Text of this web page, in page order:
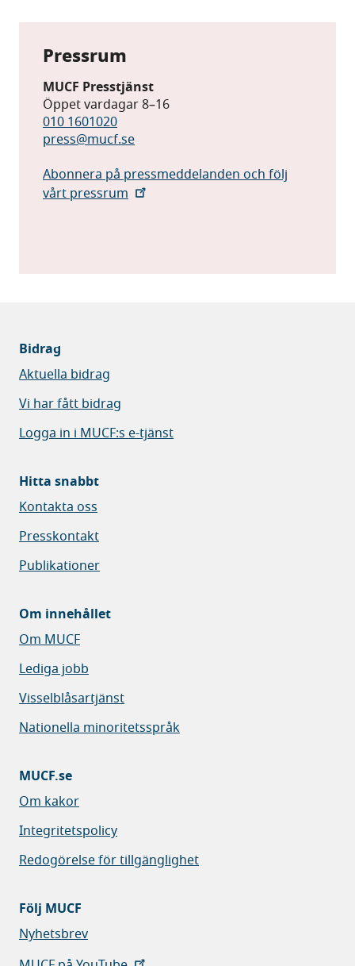
Pressrum
MUCF Presstjänst
Öppet vardagar 8–16
010 1601020
press@mucf.se
Abonnera på pressmeddelanden och följ
vårt pressrum
Bidrag
Aktuella bidrag
Vi har fått bidrag
Logga in i MUCF:s e-tjänst
Hitta snabbt
Kontakta oss
Presskontakt
Publikationer
Om innehållet
Om MUCF
Lediga jobb
Visselblåsartjänst
Nationella minoritetsspråk
MUCF.se
Om kakor
Integritetspolicy
Redogörelse för tillgänglighet
Följ MUCF
Nyhetsbrev